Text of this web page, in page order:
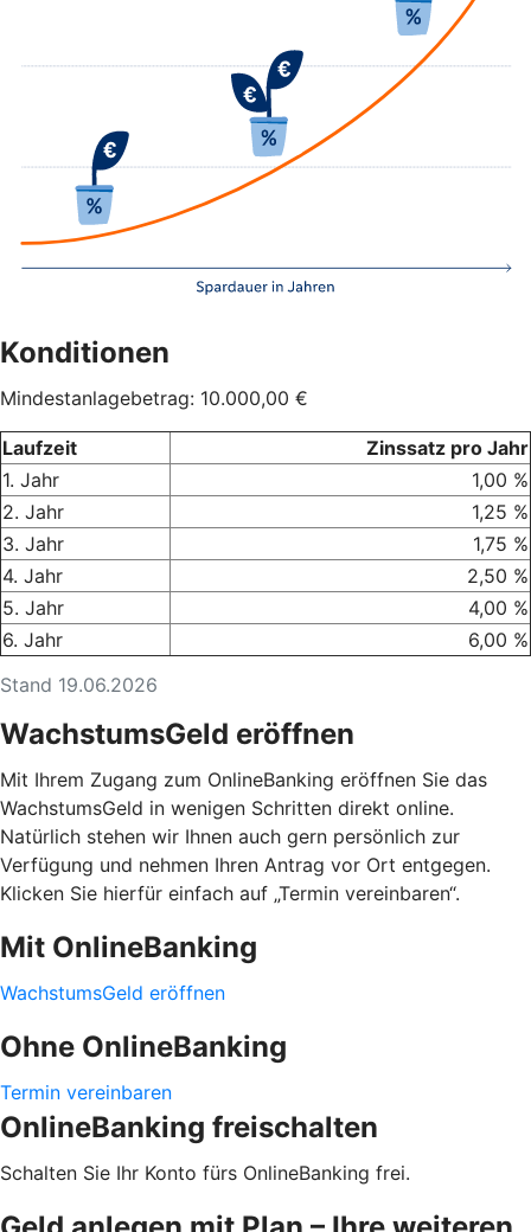
Konditionen
Mindestanlagebetrag: 10.000,00 €
Stand 19.06.2026
Laufzeit
Zinssatz pro Jahr
1. Jahr
1,00 %
2. Jahr
1,25 %
3. Jahr
1,75 %
4. Jahr
2,50 %
5. Jahr
4,00 %
6. Jahr
6,00 %
WachstumsGeld eröffnen
Mit Ihrem Zugang zum OnlineBanking eröffnen Sie das
WachstumsGeld in wenigen Schritten direkt online.
Natürlich stehen wir Ihnen auch gern persönlich zur
Verfügung und nehmen Ihren Antrag vor Ort entgegen.
Klicken Sie hierfür einfach auf „Termin vereinbaren“.
Mit OnlineBanking
WachstumsGeld eröffnen
Ohne OnlineBanking
Termin vereinbaren
OnlineBanking freischalten
Schalten Sie Ihr Konto fürs OnlineBanking frei.